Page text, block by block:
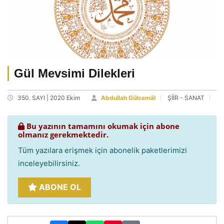
Gül Mevsimi Dilekleri
350. SAYI | 2020 Ekim Abdullah Gülcemâl ŞİİR - SANAT
Bu yazının tamamını okumak için abone
olmanız gerekmektedir.
Tüm yazılara erişmek için abonelik paketlerimizi
inceleyebilirsiniz.
ABONE OL